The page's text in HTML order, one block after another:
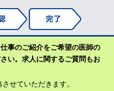
事のご紹介をご希望の医師の
い。求人に関するご質問もお
せていただきます。